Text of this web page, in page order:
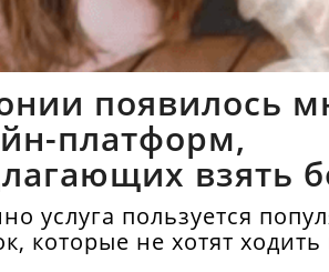
появилось
платформ,
взять
услуга пользуется
которые не хотят